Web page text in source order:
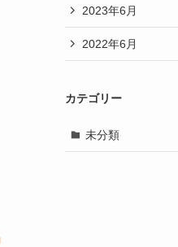
2023年6月
2022年6月
カテゴリー
未分類